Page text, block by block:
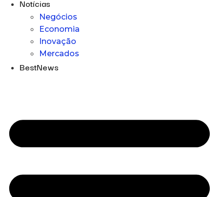
Notícias
Negócios
Economia
Inovação
Mercados
BestNews